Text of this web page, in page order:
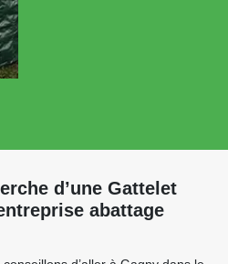
d’une Gattelet
abattage